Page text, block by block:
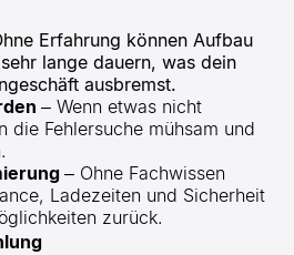
Erfahrung können Aufbau
lange dauern, was dein
ausbremst.
– Wenn etwas nicht
die Fehlersuche mühsam und
– Ohne Fachwissen
Ladezeiten und Sicherheit
zurück.